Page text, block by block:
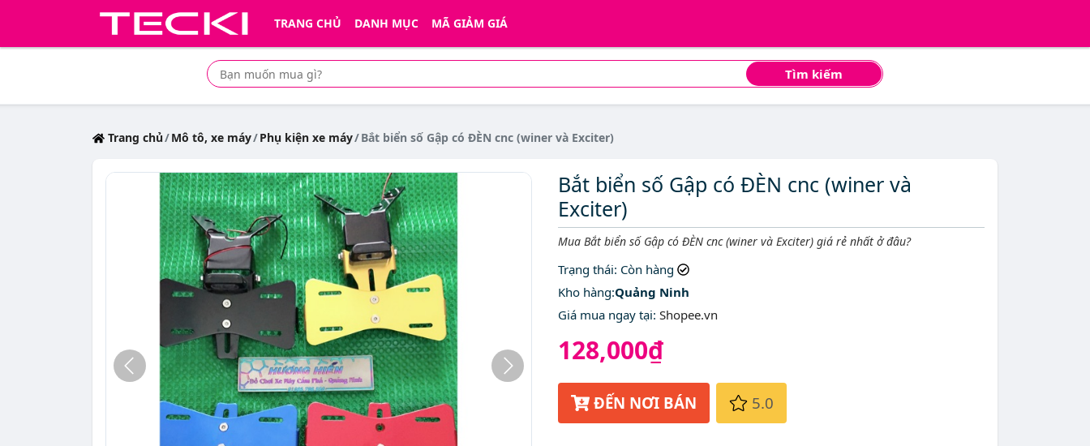
TRANG CHỦ DANH MỤC MÃ GIẢM GIÁ
Tìm kiếm
Tìm mua sản phẩm giá rẻ nhất
Trang chủ Mô tô, xe máy Phụ kiện xe máy Bắt biển số Gập có ĐÈN cnc (winer và Exciter)
Bắt biển số Gập có ĐÈN cnc (winer và
Exciter)
Mô tả ngắn
Mua Bắt biển số Gập có ĐÈN cnc (winer và Exciter) giá rẻ nhất ở đâu?
Trạng thái: Còn hàng
Kho hàng:Quảng Ninh
Giá mua ngay tại: Shopee.vn
128,000₫
ĐẾN NƠI BÁN 5.0